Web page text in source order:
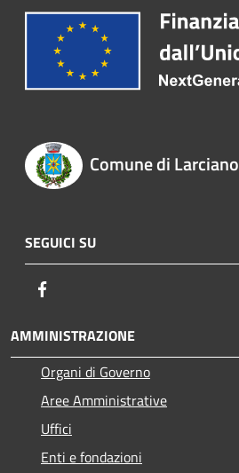
Comune di Larciano
SEGUICI SU
AMMINISTRAZIONE
Organi di Governo
Aree Amministrative
Uffici
Enti e fondazioni